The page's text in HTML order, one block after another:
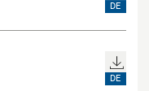
DE
DE